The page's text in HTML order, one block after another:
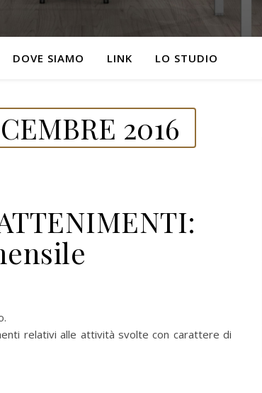
DOVE SIAMO LINK LO STUDIO
2016
relativi alle attività svolte con carattere di